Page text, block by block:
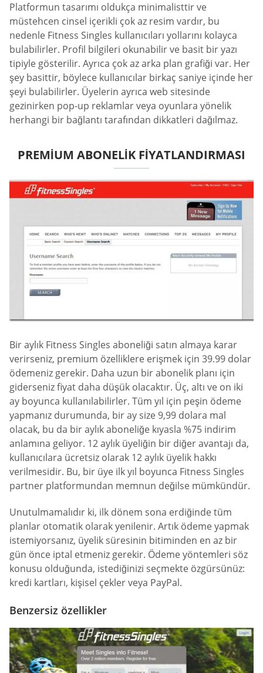
Platformun tasarımı oldukça minimalisttir ve
müstehcen cinsel içerikli çok az resim vardır, bu
nedenle Fitness Singles kullanıcıları yollarını kolayca
bulabilirler. Profil bilgileri okunabilir ve basit bir yazı
tipiyle gösterilir. Ayrıca çok az arka plan grafiği var. Her
şey basittir, böylece kullanıcılar birkaç saniye içinde her
şeyi bulabilirler. Üyelerin ayrıca web sitesinde
gezinirken pop-up reklamlar veya oyunlara yönelik
herhangi bir bağlantı tarafından dikkatleri dağılmaz.
PREMIUM ABONELIK FIYATLANDIRMASI
Bir aylık Fitness Singles aboneliği satın almaya karar
verirseniz, premium özelliklere erişmek için 39.99 dolar
ödemeniz gerekir. Daha uzun bir abonelik planı için
giderseniz fiyat daha düşük olacaktır. Üç, altı ve on iki
ay boyunca kullanılabilirler. Tüm yıl için peşin ödeme
yapmanız durumunda, bir ay size 9,99 dolara mal
olacak, bu da bir aylık aboneliğe kıyasla %75 indirim
anlamına geliyor. 12 aylık üyeliğin bir diğer avantajı da,
kullanıcılara ücretsiz olarak 12 aylık üyelik hakkı
verilmesidir. Bu, bir üye ilk yıl boyunca Fitness Singles
partner platformundan memnun değilse mümkündür.
Unutulmamalıdır ki, ilk dönem sona erdiğinde tüm
planlar otomatik olarak yenilenir. Artık ödeme yapmak
istemiyorsanız, üyelik süresinin bitiminden en az bir
gün önce iptal etmeniz gerekir. Ödeme yöntemleri söz
konusu olduğunda, istediğinizi seçmekte özgürsünüz:
kredi kartları, kişisel çekler veya PayPal.
Benzersiz özellikler